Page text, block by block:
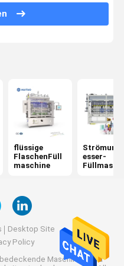
Plastikflaschen-mit einer Kappe bedeckende Maschine
bedeckende Maschine
flüssige
FlaschenFüll
maschine
esser-
Desktop Site
Policy
MaschineChina